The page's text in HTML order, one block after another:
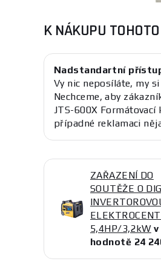
K NÁKUPU
Nadstandartní
Vy nic neposíláte, my
Nechceme, aby
JTS-600X
případné reklamaci
ZAŘAZENÍ DO
SOUTĚŽE O
5,4HP/3,2kW v
hodnotě 24